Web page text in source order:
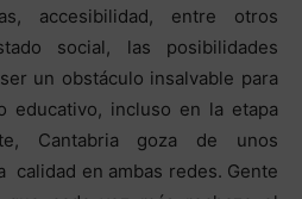
accesibilidad, entre otros
social, las posibilidades
un obstáculo insalvable para
educativo, incluso en la etapa
Cantabria goza de unos
calidad en ambas redes. Gente